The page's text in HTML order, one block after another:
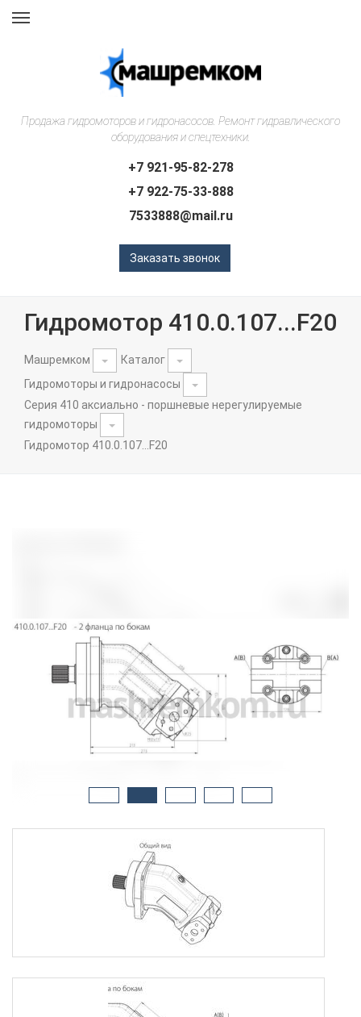
Продажа гидромоторов и гидронасосов. Ремонт гидравлического
оборудования и спецтехники.
+7 921-95-82-278
+7 922-75-33-888
7533888@mail.ru
Заказать звонок
Навигация
Гидромотор 410.0.107...F20
Машремком
Каталог
Гидромоторы и гидронасосы
Серия 410 аксиально - поршневые нерегулируемые
гидромоторы
Гидромотор 410.0.107...F20